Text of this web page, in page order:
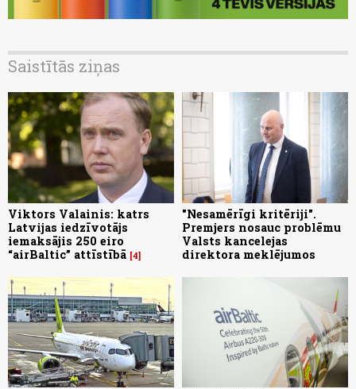
Saistītās ziņas
Viktors Valainis: katrs
Latvijas iedzīvotājs
iemaksājis 250 eiro
“airBaltic” attīstībā 4
"Nesamērīgi kritēriji".
Premjers nosauc problēmu
Valsts kancelejas
direktora meklējumos